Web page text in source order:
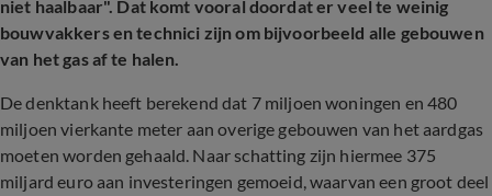
niet haalbaar". Dat komt vooral doordat er veel te weinig
bouwvakkers en technici zijn om bijvoorbeeld alle gebouwen
van het gas af te halen.
De denktank heeft berekend dat 7 miljoen woningen en 480
miljoen vierkante meter aan overige gebouwen van het aardgas
moeten worden gehaald. Naar schatting zijn hiermee 375
miljard euro aan investeringen gemoeid, waarvan een groot deel